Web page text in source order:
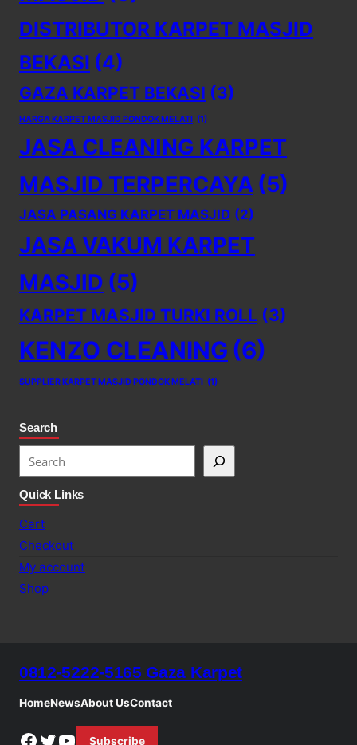
DISTRIBUTOR KARPET MASJID
BEKASI (4)
GAZA KARPET BEKASI (3)
HARGA KARPET MASJID PONDOK MELATI (1)
JASA CLEANING KARPET
MASJID TERPERCAYA (5)
JASA PASANG KARPET MASJID (2)
JASA VAKUM KARPET
MASJID (5)
KARPET MASJID TURKI ROLL (3)
KENZO CLEANING (6)
SUPPLIER KARPET MASJID PONDOK MELATI (1)
Search
e
a
r
Quick Links
Cart
Checkout
My account
Shop
0812-5222-5165 Gaza Karpet
HomeNewsAbout UsContact
Facebook
Twitter
YouTube
Subscribe